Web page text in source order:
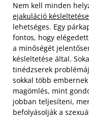
Nem kell minden
ejakuláció késleltetése
lehetséges. Egy
fontos, hogy
a minőségét
késleltetése által.
tinédzserek
sokkal több
magömlés, mint
jobban teljesíteni,
befolyásolják a